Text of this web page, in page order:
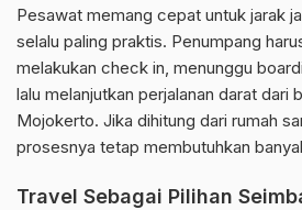
Pesawat memang cepat untuk jarak
selalu paling praktis. Penumpang
melakukan check in, menunggu
lalu melanjutkan perjalanan darat dari
Mojokerto. Jika dihitung dari rumah
prosesnya tetap membutuhkan
Travel Sebagai Pilihan